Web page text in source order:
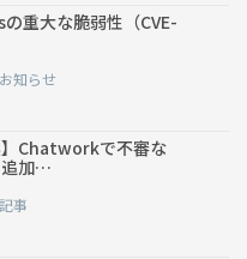
重大な脆弱性（CVE-
お知らせ
】Chatworkで不審な
追加…
記事